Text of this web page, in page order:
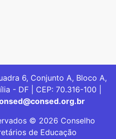
6, Conjunto A, Bloco A,
- DF | CEP: 70.316-100 |
© 2026 Conselho
de Educação